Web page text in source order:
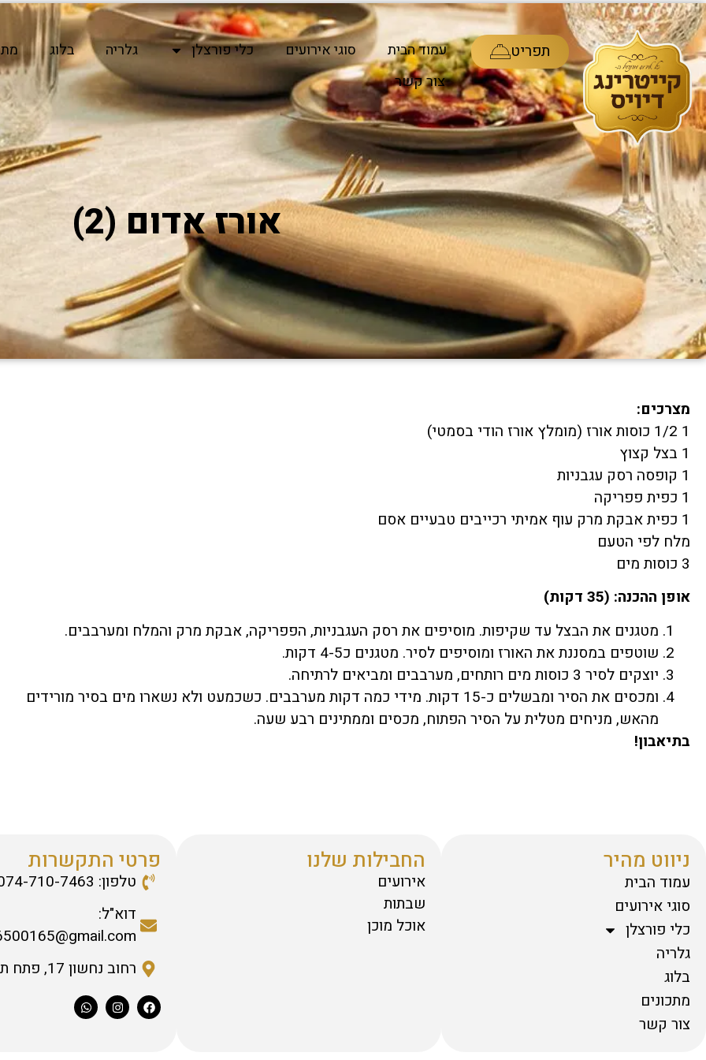
ע
תפריט עמוד הבית סוגי אירועים כלי פורצלן גלריה בלוג
צור קשר
אורז אדום (2)
מצרכים:
1 1/2 כוסות אורז (מומלץ אורז הודי בסמטי)
1 בצל קצוץ
1 קופסה רסק עגבניות
1 כפית פפריקה
1 כפית אבקת מרק עוף אמיתי רכייבים טבעיים אסם
מלח לפי הטעם
3 כוסות מים
אופן ההכנה: (35 דקות)
מטגנים את הבצל עד שקיפות. מוסיפים את רסק העגבניות, הפפריקה, אבקת מרק והמלח ומערבבים.
שוטפים במסננת את האורז ומוסיפים לסיר. מטגנים כ4-5 דקות.
יוצקים לסיר 3 כוסות מים רותחים, מערבבים ומביאים לרתיחה.
ומכסים את הסיר ומבשלים כ-15 דקות. מידי כמה דקות מערבבים. כשכמעט ולא נשארו מים בסיר מורידים
מהאש, מניחים מטלית על הסיר הפתוח, מכסים וממתינים רבע שעה.
בתיאבון!
ניווט מהיר
עמוד הבית
סוגי אירועים
כלי פורצלן
גלריה
בלוג
מתכונים
צור קשר
החבילות שלנו
אירועים
שבתות
אוכל מוכן
פרטי התקשרות
טלפון: 074-710-7463
דוא"ל:
רחוב נחשון 17, פתח תקווה